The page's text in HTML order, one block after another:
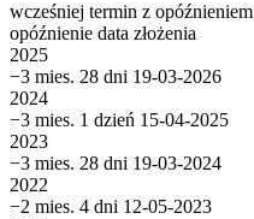
wcześniej termin z opóźnieniem
opóźnienie data złożenia
2025
−3 mies. 28 dni 19-03-2026
2024
−3 mies. 1 dzień 15-04-2025
2023
−3 mies. 28 dni 19-03-2024
2022
−2 mies. 4 dni 12-05-2023